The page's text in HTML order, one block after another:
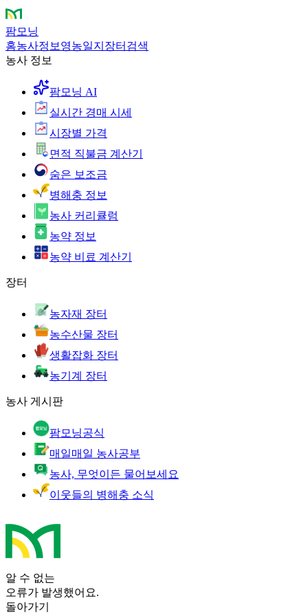
팜모닝
홈농사정보 영농일지 장터 검색
농사 정보
팜모닝 AI
실시간 경매 시세
시장별 가격
면적 직불금 계산기
숨은 보조금
병해충 정보
농사 커리큘럼
농약 정보
농약 비료 계산기
장터
농자재 장터
농수산물 장터
생활잡화 장터
농기계 장터
농사 게시판
팜모닝공식
매일매일 농사공부
농사, 무엇이든 물어보세요
이웃들의 병해충 소식
알 수 없는
오류가 발생했어요.
돌아가기